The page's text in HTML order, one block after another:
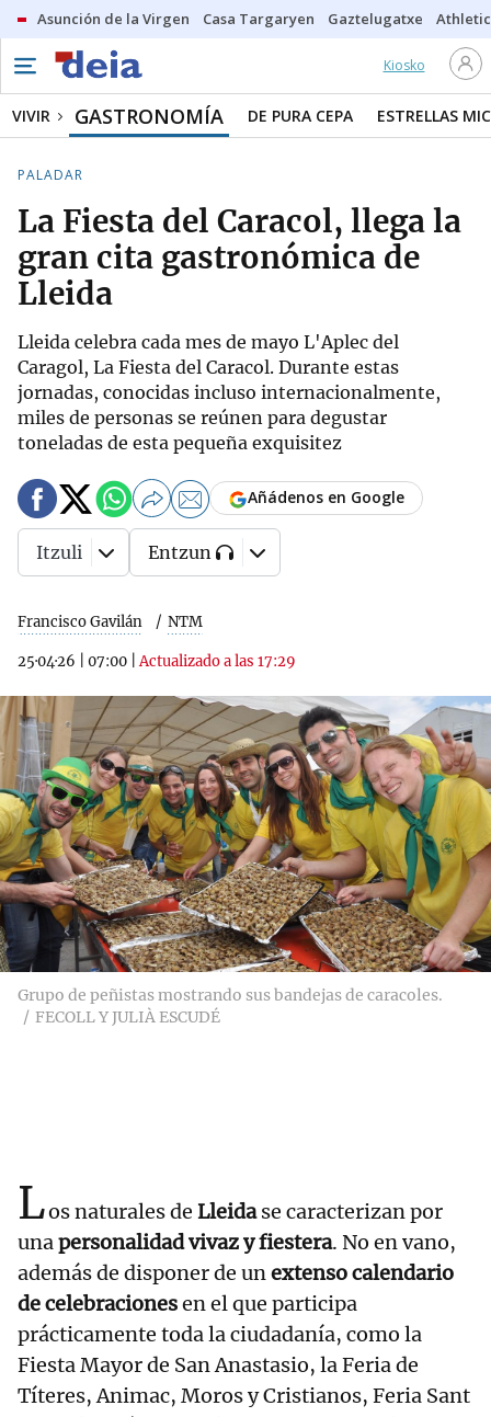
Asunción de la Virgen Casa Targaryen Gaztelugatxe Athletic
Kiosko
VIVIR GASTRONOMÍA DE PURA CEPA ESTRELLAS
PALADAR
La Fiesta del Caracol, llega la
gran cita gastronómica de
Lleida
Lleida celebra cada mes de mayo L'Aplec del
Caragol, La Fiesta del Caracol. Durante estas
jornadas, conocidas incluso internacionalmente,
miles de personas se reúnen para degustar
toneladas de esta pequeña exquisitez
Francisco Gavilán NTM
25·04·26 07:00 |Actualizado a las 17:29
Añádenos en Google
Itzuli Entzun
Grupo de peñistas mostrando sus bandejas de caracoles.
FECOLL Y JULIÀ ESCUDÉ
Los naturales de Lleidase caracterizan por
unapersonalidad vivaz y fiestera. No en vano,
además de disponer de unextenso calendario
de celebracionesen el que participa
prácticamente toda la ciudadanía, como la
Fiesta Mayor de San Anastasio, la Feria de
Títeres, Animac, Moros y Cristianos, Feria Sant